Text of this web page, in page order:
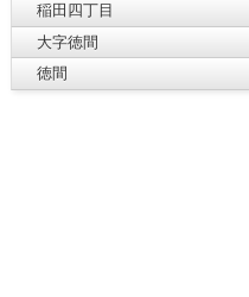
稲田四丁目
大字徳間
徳間